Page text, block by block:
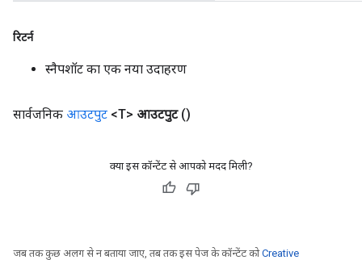
रिटर्न
स्नैपशॉट का एक नया उदाहरण
सार्वजनिक आउटपुट <T> आउटपुट ()
क्या इस कॉन्टेंट से आपको मदद मिली?
जब तक कुछ अलग से न बताया जाए, तब तक इस पेज के कॉन्टेंट कोCreative